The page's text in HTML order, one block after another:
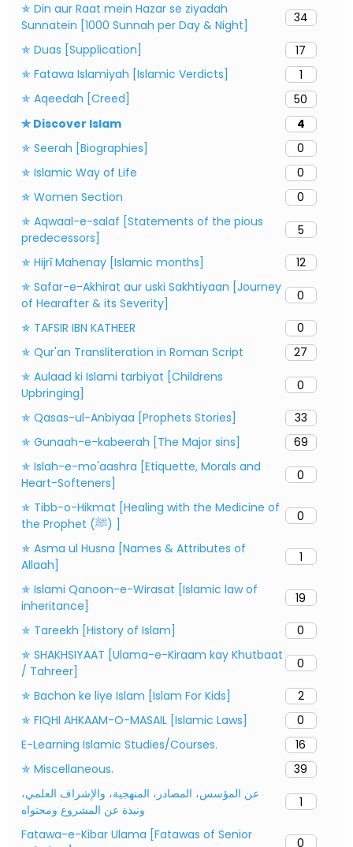
✯ Din aur Raat mein Hazar se ziyadah
Sunnatein [1000 Sunnah per Day & Night]
34
✯ Duas [Supplication]
17
✯ Fatawa Islamiyah [Islamic Verdicts]
1
✯ Aqeedah [Creed]
50
✯ Discover Islam
4
✯ Seerah [Biographies]
0
✯ Islamic Way of Life
0
✯ Women Section
0
✯ Aqwaal-e-salaf [Statements of the pious
predecessors]
5
✯ Hijrī Mahenay [Islamic months]
12
✯ Safar-e-Akhirat aur uski Sakhtiyaan [Journey
of Hearafter & its Severity]
0
✯ TAFSIR IBN KATHEER
0
✯ Qur'an Transliteration in Roman Script
27
✯ Aulaad ki Islami tarbiyat [Childrens
Upbringing]
0
✯ Qasas-ul-Anbiyaa [Prophets Stories]
33
✯ Gunaah-e-kabeerah [The Major sins]
69
✯ Islah-e-mo'aashra [Etiquette, Morals and
Heart-Softeners]
0
✯ Tibb-o-Hikmat [Healing with the Medicine of
the Prophet (ﷺ) ]
0
✯ Asma ul Husna [Names & Attributes of
Allaah]
1
✯ Islami Qanoon-e-Wirasat [Islamic law of
inheritance]
19
✯ Tareekh [History of Islam]
0
✯ SHAKHSIYAAT [Ulama-e-Kiraam kay Khutbaat
/ Tahreer]
0
✯ Bachon ke liye Islam [Islam For Kids]
2
✯ FIQHI AHKAAM-O-MASAIL [Islamic Laws]
0
E-Learning Islamic Studies/Courses.
16
✯ Miscellaneous.
39
عن المؤسس، المصادر، المنهجية، والإشراف العلمي،
ونبذة عن المشروع ومحتواه
1
Fatawa-e-Kibar Ulama [Fatawas of Senior
0